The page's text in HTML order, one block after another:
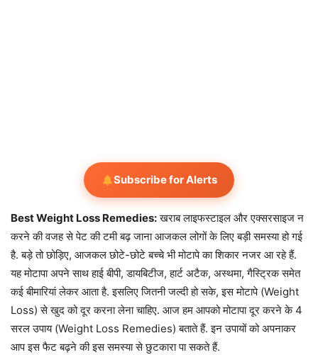
Subscribe for Alerts
Best Weight Loss Remedies:खराब लाइफस्टाइल और एक्सरसाइज न
करने की वजह से पेट की टमी बढ़ जाना आजकल लोगों के लिए बड़ी समस्या हो गई
है. बड़े तो छोड़िए, आजकल छोटे-छोटे बच्चे भी मोटापे का शिकार नजर आ रहे हैं.
यह मोटापा अपने साथ हाई बीपी, डायबिटीज, हार्ट अटैक, अस्थमा, गैस्ट्रिक समेत
कई बीमारियां लेकर आता है. इसलिए जितनी जल्दी हो सके, इस मोटापे (Weight
Loss) से खुद को दूर करना लेना चाहिए. आज हम आपको मोटापा दूर करने के 4
सरल उपाय (Weight Loss Remedies) बताते हैं. इन उपायों को अपनाकर
आप इस फैट बढ़ने की इस समस्या से छुटकारा पा सकते हैं.